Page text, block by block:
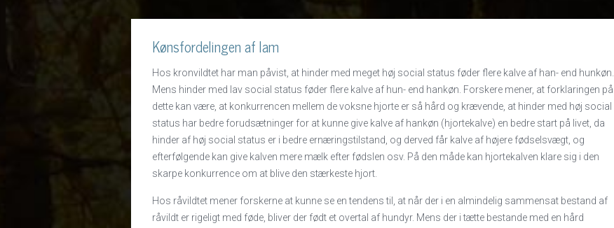
Kønsfordelingen af lam
Hos kronvildtet har man påvist, at hinder med meget høj social status føder flere kalve af han- end hunkøn.
Mens hinder med lav social status føder flere kalve af hun- end hankøn. Forskere mener, at forklaringen på
dette kan være, at konkurrencen mellem de voksne hjorte er så hård og krævende, at hinder med høj social
status har bedre forudsætninger for at kunne give kalve af hankøn (hjortekalve) en bedre start på livet, da
hinder af høj social status er i bedre ernæringstilstand, og derved får kalve af højere fødselsvægt, og
efterfølgende kan give kalven mere mælk efter fødslen osv. På den måde kan hjortekalven klare sig i den
skarpe konkurrence om at blive den stærkeste hjort.
Hos råvildtet mener forskerne at kunne se en tendens til, at når der i en almindelig sammensat bestand af
råvildt er rigeligt med føde, bliver der født et overtal af hundyr. Mens der i tætte bestande med en hård